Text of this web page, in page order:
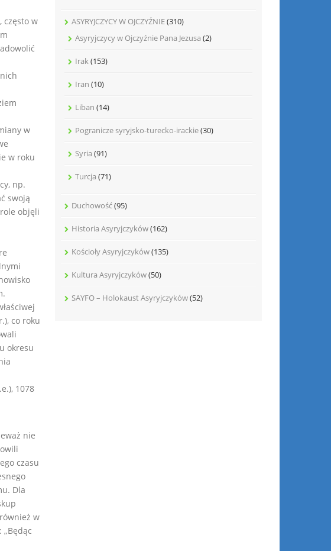
często w
w
w roku
np.
swoją
objęli
co roku
okresu
1078
nie
czasu
Dla
w
ASYRYJCZYCY W OJCZYŹNIE(310)
Asyryjczycy w Ojczyźnie Pana Jezusa (2)
Irak(153)
Iran (10)
Liban (14)
Pogranicze syryjsko-turecko-irackie(30)
Syria (91)
Turcja (71)
Duchowość(95)
Historia Asyryjczyków(162)
Kościoły Asyryjczyków(135)
Kultura Asyryjczyków(50)
SAYFO – Holokaust Asyryjczyków(52)